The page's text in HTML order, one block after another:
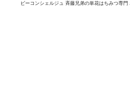
ビーコンシェルジュ 斉藤兄弟の単花はちみつ専門